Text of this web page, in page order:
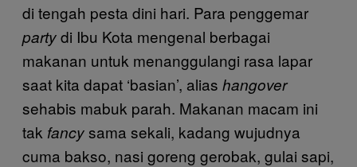
di tengah pesta dini hari. Para penggemar
partydi Ibu Kota mengenal berbagai
makanan untuk menanggulangi rasa lapar
saat kita dapat ‘basian’, alias hangover
sehabis mabuk parah. Makanan macam ini
tak fancysama sekali, kadang wujudnya
cuma bakso, nasi goreng gerobak, gulai sapi,